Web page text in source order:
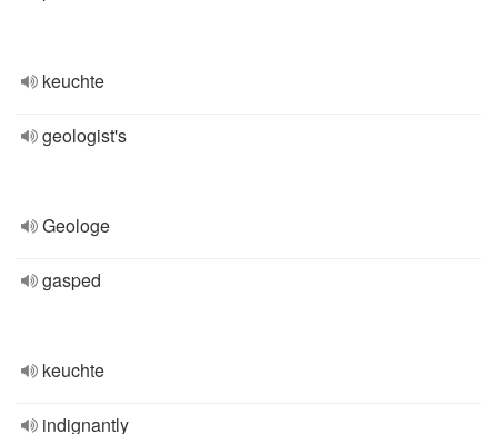
keuchte
geologist's
Geologe
gasped
keuchte
indignantly